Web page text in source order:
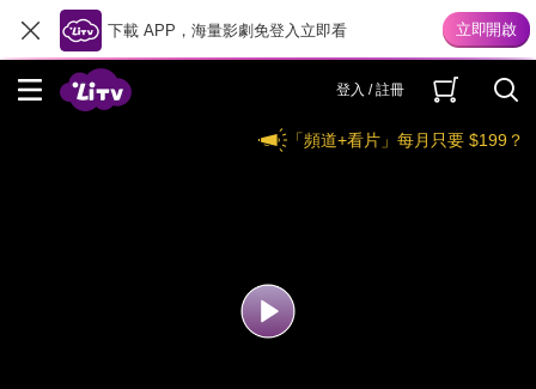
下載 APP，海量影劇免登入立即看
登入 / 註冊
「頻道+看片」每月只要 $199？